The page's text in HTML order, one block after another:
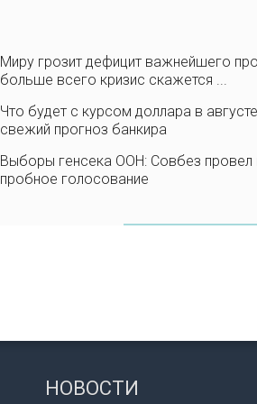
Миру грозит дефицит важнейшего
больше всего кризис скажется ...
Что будет с курсом доллара в
свежий прогноз банкира
Выборы генсека ООН: Совбез провел
пробное голосование
НОВОСТИ